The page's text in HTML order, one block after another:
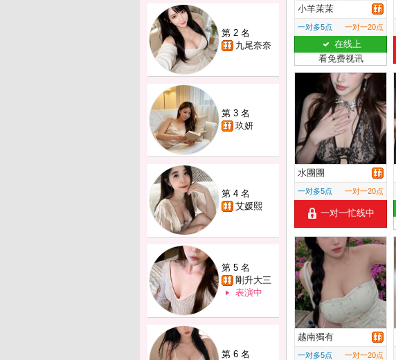
第 2 名
九尾奈奈
第 3 名
玖妍
第 4 名
艾媛熙
第 5 名
剛升大三
表演中
第 6 名
小羊茉茉
一对多5点 一对一20点
在线上
看免费视讯
水團團
一对多5点 一对一20点
一对一忙线中
越南獨有
一对多5点 一对一20点